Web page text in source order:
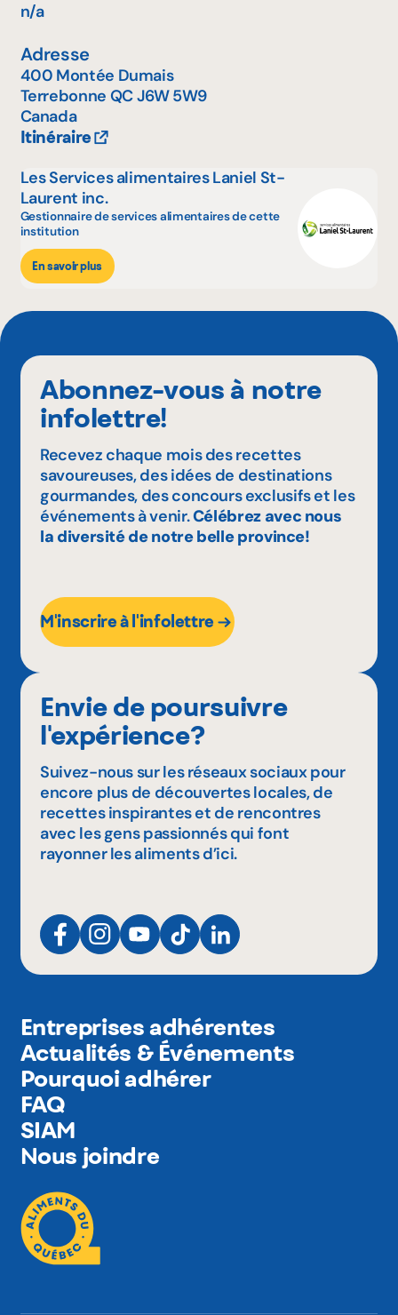
n/a
Adresse
400 Montée Dumais
Terrebonne QCJ6W 5W9
Canada
Itinéraire
Les Services alimentaires Laniel St-
Laurent inc.
Gestionnaire de services alimentaires de cette
institution
En savoir plus
Abonnez-vous à notre
infolettre!
Recevez chaque mois des recettes
savoureuses, des idées de destinations
gourmandes, des concours exclusifs et les
événements à venir.Célébrez avec nous
la diversité de notre belle province!
M'inscrire à l'infolettre
Envie de poursuivre
l'expérience?
Suivez-nous sur les réseaux sociaux pour
encore plus de découvertes locales, de
recettes inspirantes et de rencontres
avec les gens passionnés qui font
rayonner les aliments d’ici.
Entreprises adhérentes
Actualités & Événements
Pourquoi adhérer
FAQ
SIAM
Nous joindre